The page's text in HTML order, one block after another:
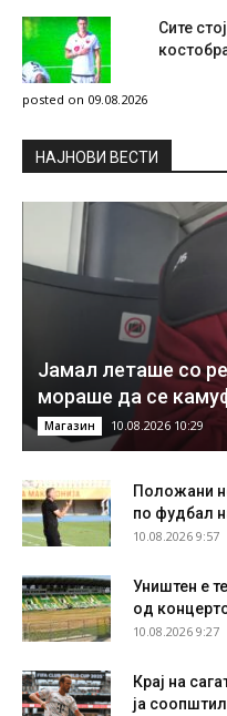
Сите
posted on 09.08.2026
НAЈНОВИ ВЕСТИ
Јамал леташе со
мораше да се
Магазин 10.08.2026 10:29
Положани
по фудбал
10.08.2026 9:57
Уништен е
од
10.08.2026 9:27
Крај на
ја